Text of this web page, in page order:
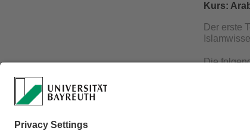
Kurs:
Der erste
Die